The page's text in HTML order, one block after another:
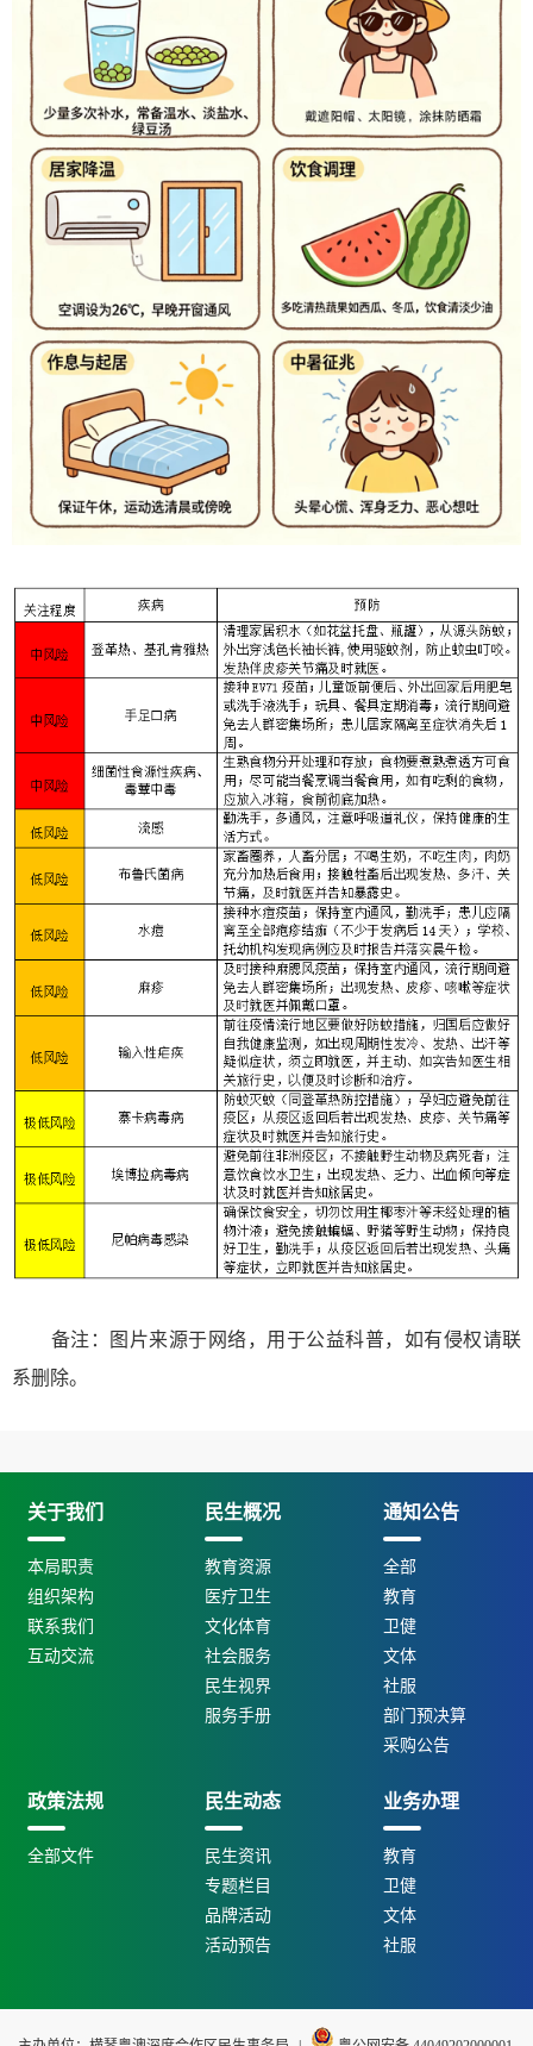
备注：图片来源于网络，用于公益科普，如有侵权请联
系删除。
关于我们
本局职责
组织架构
联系我们
互动交流
民生概况
教育资源
医疗卫生
文化体育
社会服务
民生视界
服务手册
通知公告
全部
教育
卫健
文体
社服
部门预决算
采购公告
政策法规
全部文件
民生动态
民生资讯
专题栏目
品牌活动
活动预告
业务办理
教育
卫健
文体
社服